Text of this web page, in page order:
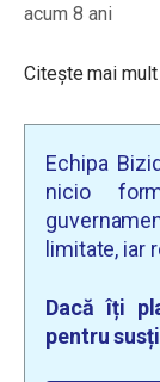
acum 8 ani
Citește mai
Echipa
nicio
limitate, iar
Dacă îți
pentru